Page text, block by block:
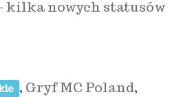
kilka nowych statusów
, Gryf MC Poland,